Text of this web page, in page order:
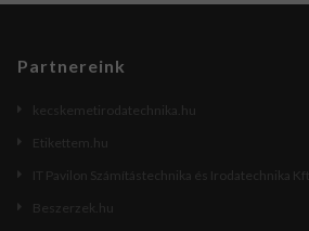
Partnereink
kecskemetirodatechnika.hu
Etikettem.hu
IT Pavilon Számítástechnika és Irodatechnika Kft.
Beszerzek.hu